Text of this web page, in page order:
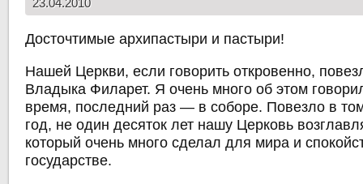
23.04.2010
Досточтимые архипастыри и пастыри!
Нашей Церкви, если говорить откровенно,
Владыка Филарет. Я очень много об этом
время, последний раз — в соборе. Повезло в
год, не один десяток лет нашу Церковь
который очень много сделал для мира и
государстве.